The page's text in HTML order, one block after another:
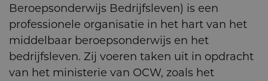
Beroepsonderwijs Bedrijfsleven) is een
professionele organisatie in het hart van het
middelbaar beroepsonderwijs en het
bedrijfsleven. Zij voeren taken uit in opdracht
van het ministerie van OCW, zoals het